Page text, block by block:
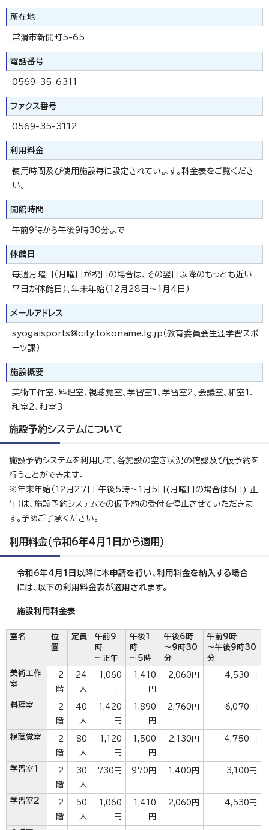
所在地
常滑市新開町5-65
電話番号
0569-35-6311
ファクス番号
0569-35-3112
利用料金
使用時間及び使用施設毎に設定されています。料金表をご覧くださ
い。
開館時間
午前9時から午後9時30分まで
休館日
毎週月曜日（月曜日が祝日の場合は、その翌日以降のもっとも近い
平日が休館日）、年末年始（12月28日～1月4日）
メールアドレス
syogaisports@city.tokoname.lg.jp（教育委員会生涯学習スポ
ーツ課）
施設概要
美術工作室、料理室、視聴覚室、学習室1、学習室2、会議室、和室1、
和室2、和室3
施設予約システムについて
施設予約システムを利用して、各施設の空き状況の確認及び仮予約を
行うことができます。
※年末年始（12月27日 午後5時～1月5日(月曜日の場合は6日) 正
午）は、施設予約システムでの仮予約の受付を停止させていただきま
す。予めご了承ください。
利用料金（令和6年4月1日から適用）
令和6年4月1日以降に本申請を行い、利用料金を納入する場合
には、以下の利用料金表が適用されます。
施設利用料金表
室名
位
置
定員
午前9
時
～正午
午後1
時
～5時
午後6時
～9時30
分
午前9時
～午後9時30
分
美術工作
室
2
階
24
人
1,060
円
1,410
円
2,060円 4,530円
料理室
2
階
40
人
1,420
円
1,890
円
2,760円 6,070円
視聴覚室
2
階
80
人
1,120
円
1,500
円
2,130円 4,750円
学習室1
2
階
30
人
730円 970円 1,400円 3,100円
学習室2
2
階
50
人
1,060
円
1,410
円
2,060円 4,530円